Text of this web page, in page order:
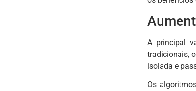
A principal
tradicionais,
isolada e
Os